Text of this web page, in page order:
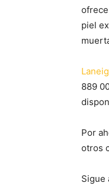
piel
889
Por
otros
Sigue